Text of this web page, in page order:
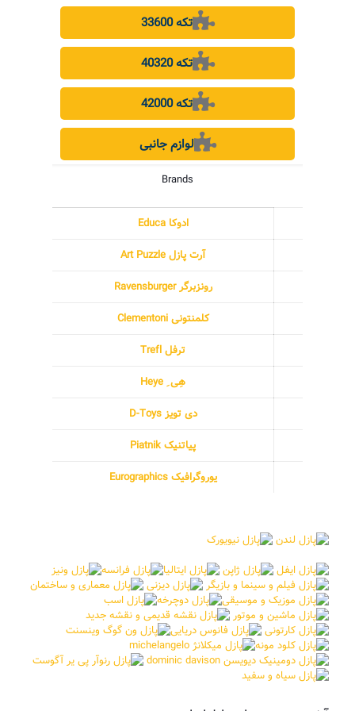
33600 تکه
40320 تکه
42000 تکه
لوازم جانبی
Brands
ادوکا Educa
آرت پازل Art Puzzle
رونزبرگر Ravensburger
کلمنتونی Clementoni
ترفل Trefl
هِی ِ Heye
دی تویز D-Toys
پیاتنیک Piatnik
یوروگرافیک Eurographics